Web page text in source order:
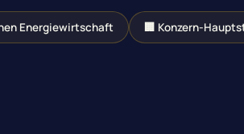
Energiewirtschaft 🏢 Konzern-